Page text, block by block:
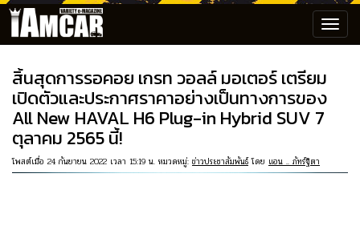
สิ้นสุดการรอคอย เกรท วอลล์ มอเตอร์ เตรียม
เปิดตัวและประกาศราคาอย่างเป็นทางการของ
All New HAVAL H6 Plug-in Hybrid SUV 7
ตุลาคม 2565 นี้!
โพสต์เมื่อ 24 กันยายน 2022 เวลา 15:19 น. หมวดหมู่: ข่าวประชาสัมพันธ์โดย แอน .. ภัทร์ฐิตา